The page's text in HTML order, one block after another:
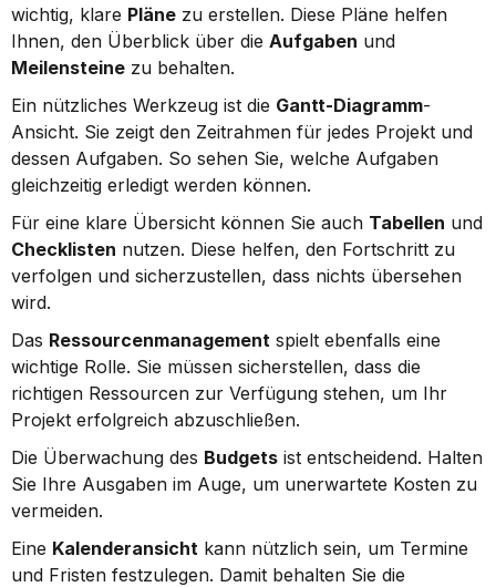
wichtig, klare Pläne zu erstellen. Diese Pläne helfen
Ihnen, den Überblick über die Aufgaben
Meilensteine zu behalten.
Ein nützliches Werkzeug ist die Gantt-Diagramm-
Ansicht. Sie zeigt den Zeitrahmen für jedes Projekt und
dessen Aufgaben. So sehen Sie, welche Aufgaben
gleichzeitig erledigt werden können.
Für eine klare Übersicht können Sie auch Tabellen
Checklisten nutzen. Diese helfen, den Fortschritt zu
verfolgen und sicherzustellen, dass nichts übersehen
wird.
Das Ressourcenmanagement spielt ebenfalls eine
wichtige Rolle. Sie müssen sicherstellen, dass die
richtigen Ressourcen zur Verfügung stehen, um Ihr
Projekt erfolgreich abzuschließen.
Die Überwachung des Budgets ist entscheidend. Halten
Sie Ihre Ausgaben im Auge, um unerwartete Kosten zu
vermeiden.
Eine Kalenderansicht kann nützlich sein, um Termine
und Fristen festzulegen. Damit behalten Sie die